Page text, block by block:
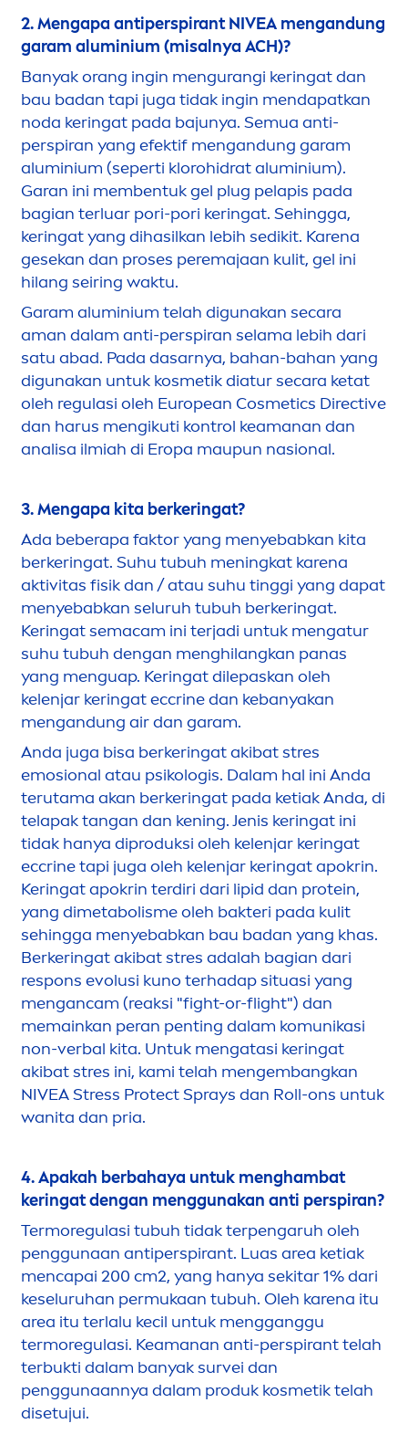
2.Mengapa antiperspirantNIVEA mengandung
garam aluminium (misalnya ACH)?
Banyak orang ingin mengurangi keringat dan
bau badan tapi juga tidak ingin mendapatkan
noda keringat pada bajunya. Semua anti-
perspiran yang efektif mengandung garam
aluminium (seperti klorohidrat aluminium).
Garan ini membentuk gel plug pelapis pada
bagian terluar pori-pori keringat. Sehingga,
keringat yang dihasilkan lebih sedikit. Karena
gesekan dan proses peremajaan kulit, gel ini
hilang seiring waktu.
Garam aluminium telah digunakan secara
aman dalam anti-perspiran selama lebih dari
satu abad. Pada dasarnya, bahan-bahan yang
digunakan untuk kosmetik diatur secara ketat
oleh regulasi oleh European Cosmetics Directive
dan harus mengikuti kontrol keamanan dan
analisa ilmiah di Eropa maupun nasional.
3.Mengapa kita berkeringat?
Ada beberapa faktor yang menyebabkan kita
berkeringat. Suhu tubuh meningkat karena
aktivitas fisik dan / atau suhu tinggi yang dapat
menyebabkan seluruh tubuh berkeringat.
Keringat semacam ini terjadi untuk mengatur
suhu tubuh dengan menghilangkan panas
yang menguap. Keringat dilepaskan oleh
kelenjar keringat eccrine dan kebanyakan
mengandung air dan garam.
Anda juga bisa berkeringat akibat stres
emosional atau psikologis. Dalam hal ini Anda
terutama akan berkeringat pada ketiak Anda, di
telapak tangan dan kening. Jenis keringat ini
tidak hanya diproduksi oleh kelenjar keringat
eccrine tapi juga oleh kelenjar keringat apokrin.
Keringat apokrin terdiri dari lipid dan protein,
yang dimetabolisme oleh bakteri pada kulit
sehingga menyebabkan bau badan yang khas.
Berkeringat akibat stres adalah bagian dari
respons evolusi kuno terhadap situasi yang
mengancam (reaksi "fight-or-flight") dan
memainkan peran penting dalam komunikasi
non-verbal kita. Untuk mengatasi keringat
akibat stres ini, kami telah mengembangkan
NIVEAStress ProtectSprays dan Roll-ons untuk
wanita dan pria.
4. Apakah berbahaya untuk menghambat
keringat dengan menggunakan anti perspiran?
Termoregulasi tubuh tidak terpengaruh oleh
penggunaan antiperspirant. Luas area ketiak
mencapai 200 cm2, yang hanya sekitar 1% dari
keseluruhan permukaan tubuh. Oleh karena itu
area itu terlalu kecil untuk mengganggu
termoregulasi. Keamanan anti-perspirant telah
terbukti dalam banyak survei dan
penggunaannya dalam produk kosmetik telah
disetujui.